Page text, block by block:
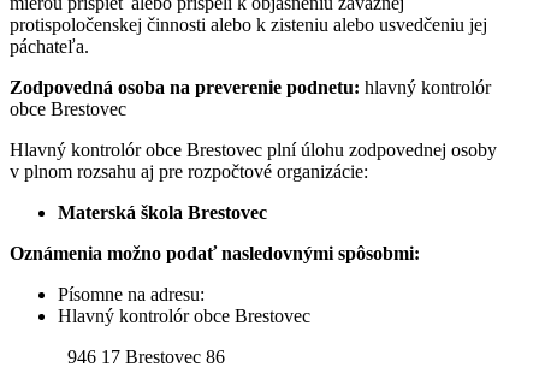
protispoločenskej činnosti alebo k zisteniu alebo usvedčeniu jej
páchateľa.
Zodpovedná osoba na preverenie podnetu: hlavný kontrolór
obce Brestovec
Hlavný kontrolór obce Brestovec plní úlohu zodpovednej osoby
v plnom rozsahu aj pre rozpočtové organizácie:
Materská škola Brestovec
Oznámenia možno podať nasledovnými spôsobmi:
Písomne na adresu:
Hlavný kontrolór obce Brestovec
946 17 Brestovec 86